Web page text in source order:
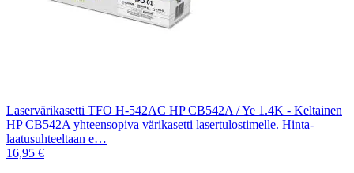
Laservärikasetti TFO H-542AC HP CB542A / Ye 1.4K - Keltainen
HP CB542A yhteensopiva värikasetti lasertulostimelle. Hinta-
laatusuhteeltaan e…
16,95 €